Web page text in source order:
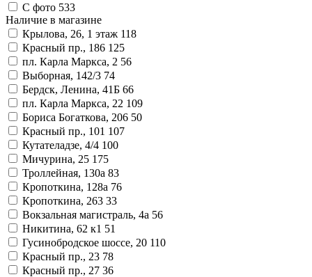
С фото 533
Наличие в магазине
Крылова, 26, 1 этаж 118
Красный пр., 186 125
пл. Карла Маркса, 2 56
Выборная, 142/3 74
Бердск, Ленина, 41Б 66
пл. Карла Маркса, 22 109
Бориса Богаткова, 206 50
Красный пр., 101 107
Кутателадзе, 4/4 100
Мичурина, 25 175
Троллейная, 130а 83
Кропоткина, 128а 76
Кропоткина, 263 33
Вокзальная магистраль, 4а 56
Никитина, 62 к1 51
Гусинобродское шоссе, 20 110
Красный пр., 23 78
Красный пр., 27 36